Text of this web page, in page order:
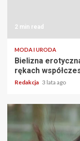
2 min read
MODA I URODA
Bielizna
rękach
Redakcja 3 lata ago